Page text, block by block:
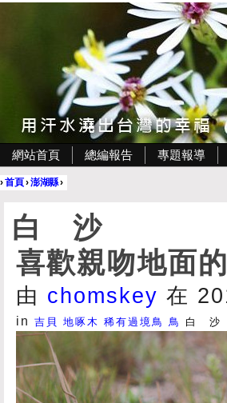
網站首頁 總編報告 專題報導
›首頁›澎湖縣›
白 沙
喜歡親吻地面
由 chomskey 在
in 吉貝 地啄木 稀有過境鳥 鳥 白 沙